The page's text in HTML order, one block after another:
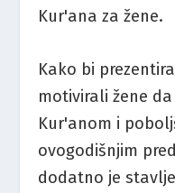
Kur'ana za žene.
Kako bi
motivirali žene
Kur'anom i
ovogodišnjim
dodatno je